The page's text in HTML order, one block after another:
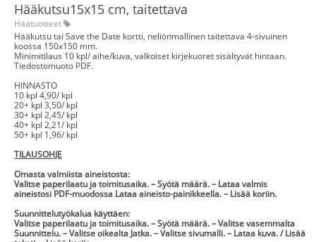
Hääkutsu15x15 cm, taitettava
Häätuotteet
Hääkutsu tai Save the Date kortti, neliönmallinen taitettava 4-sivuinen
koossa 150x150 mm.
Minimitilaus 10 kpl/ aihe/kuva, valkoiset kirjekuoret sisältyvät hintaan.
Tiedostomuoto PDF.
HINNASTO
10 kpl 4,90/ kpl
20+ kpl 3,50/ kpl
30+ kpl 2,45/ kpl
40+ kpl 2,21/ kpl
50+ kpl 1,96/ kpl
TILAUSOHJE
Omasta valmiista aineistosta:
Valitse paperilaatu ja toimitusaika. – Syötä määrä. – Lataa valmis
aineistosi PDF-muodossa Lataa aineisto-painikkeella. – Lisää koriin.
Suunnittelutyökalua käyttäen:
Valitse paperilaatu ja toimitusaika. – Syötä määrä. – Valitse vasemmalta
Suunnittelu. – Valitse oikealta Jatka. – Valitse sivumalli. – Lataa kuva. / Lisää